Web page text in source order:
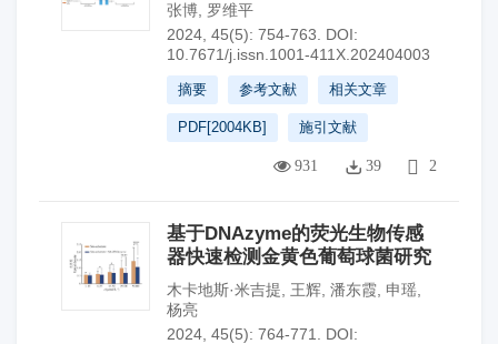
张博 罗维平
2024, 45(5): 754-763.
DOI:
10.7671/j.issn.1001-411X.202404003
摘要 参考文献 相关文章
PDF[2004KB] 施引文献
931 39 2
基于DNAzyme的荧光生物传感
器快速检测金黄色葡萄球菌研究
木卡地斯·米吉提 王辉 潘东霞 申瑶
杨亮
2024, 45(5): 764-771.
DOI: